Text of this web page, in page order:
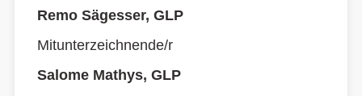
Remo Sägesser, GLP
Mitunterzeichnende/r
Salome Mathys, GLP